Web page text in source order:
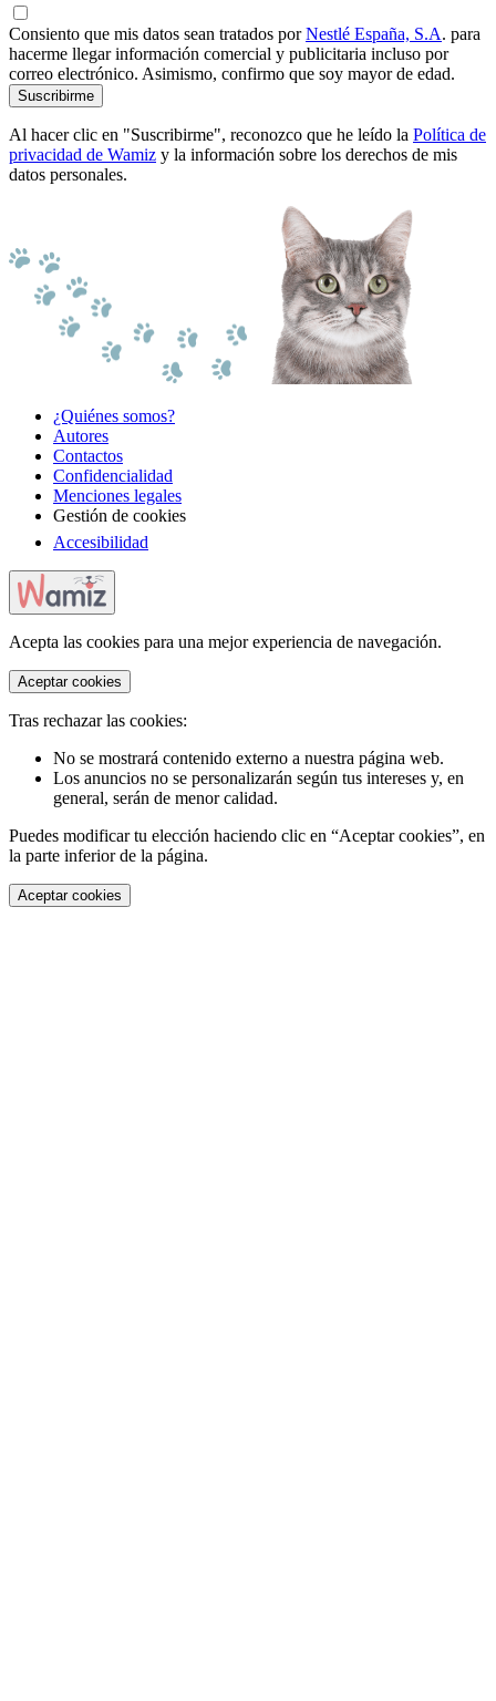
Consiento que mis datos sean tratados porNestlé España, S.A. para
hacerme llegar información comercial y publicitaria incluso por
correo electrónico. Asimismo, confirmo que soy mayor de edad.
Suscribirme
Al hacer clic en "Suscribirme", reconozco que he leído la Política de
privacidad de Wamiz y la información sobre los derechos de mis
datos personales.
¿Quiénes somos?
Autores
Contactos
Confidencialidad
Menciones legales
Gestión de cookies
Accesibilidad
Acepta las cookies para una mejor experiencia de navegación.
Aceptar cookies
Tras rechazar las cookies:
No se mostrará contenido externo a nuestra página web.
Los anuncios no se personalizarán según tus intereses y, en
general, serán de menor calidad.
Puedes modificar tu elección haciendo clic en “Aceptar cookies”, en
la parte inferior de la página.
Aceptar cookies